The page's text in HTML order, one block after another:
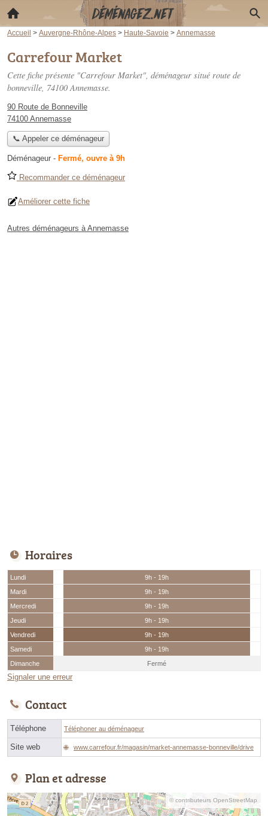
Accueil > Auvergne-Rhône-Alpes > Haute-Savoie > Annemasse
Carrefour Market
Cette fiche présente "Carrefour Market", déménageur situé route de
bonneville, 74100 Annemasse.
90 Route de Bonneville
74100 Annemasse
📞 Appeler ce déménageur
Déménageur - Fermé, ouvre à 9h
Recommander ce déménageur
Améliorer cette fiche
Autres déménageurs à Annemasse
Horaires
Lundi
9h - 19h
Mardi
9h - 19h
Mercredi
9h - 19h
Jeudi
9h - 19h
Vendredi
9h - 19h
Samedi
9h - 19h
Dimanche
Fermé
Signaler une erreur
Contact
Téléphone Téléphoner au déménageur
Site web www.carrefour.fr/magasin/market-annemasse-bonneville/drive
Plan et adresse
© contributeurs OpenStreetMap